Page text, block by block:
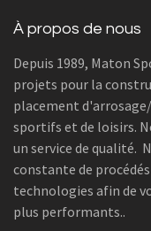
À propos de nous
Depuis 1989, Maton
projets pour la
placement
sportifs et de loisirs.
un service de qualité.
constante de
technologies afin de
plus performants..